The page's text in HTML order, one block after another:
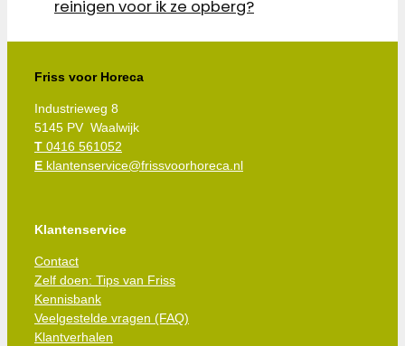
reinigen voor ik ze opberg?
Friss voor Horeca
Industrieweg 8
5145 PV Waalwijk
T 0416 561052
E klantenservice@frissvoorhoreca.nl
Klantenservice
Contact
Zelf doen: Tips van Friss
Kennisbank
Veelgestelde vragen (FAQ)
Klantverhalen